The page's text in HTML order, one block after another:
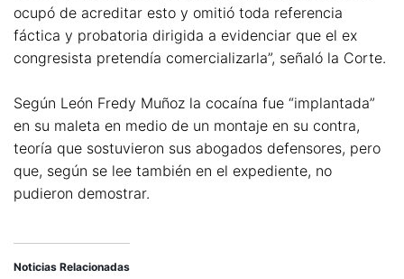
ocupó de acreditar esto y omitió toda referencia
fáctica y probatoria dirigida a evidenciar que el ex
congresista pretendía comercializarla”, señaló la Corte.
Según León Fredy Muñoz la cocaína fue “implantada”
en su maleta en medio de un montaje en su contra,
teoría que sostuvieron sus abogados defensores, pero
que, según se lee también en el expediente, no
pudieron demostrar.
Noticias Relacionadas